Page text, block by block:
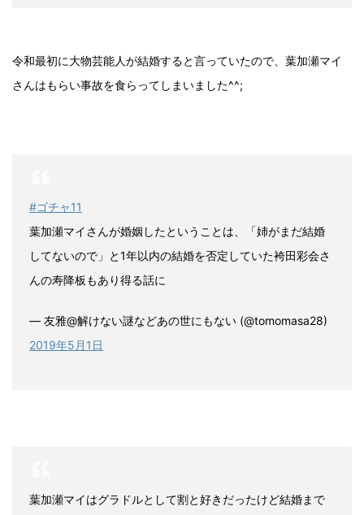
令和最初に大物芸能人が結婚すると言っていたので、葉加瀬マイ
さんはもらい事故を食らってしまいました^^;
#ゴチャ11
葉加瀬マイさんが婚姻したということは、「姉がまだ結婚
してないので」と1年以内の結婚を否定していた袴田彩会さ
んの寿降板もあり得る話に
— 友雅@解けない謎などあの世にもない (@tomomasa28)
2019年5月1日
葉加瀬マイはグラドルとして割と好きだったけど結婚まで